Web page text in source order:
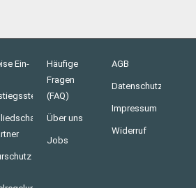
Ein-
Häufige
Fragen
(FAQ)
Über uns
Jobs
AGB
Datenschutz
Impressum
Widerruf